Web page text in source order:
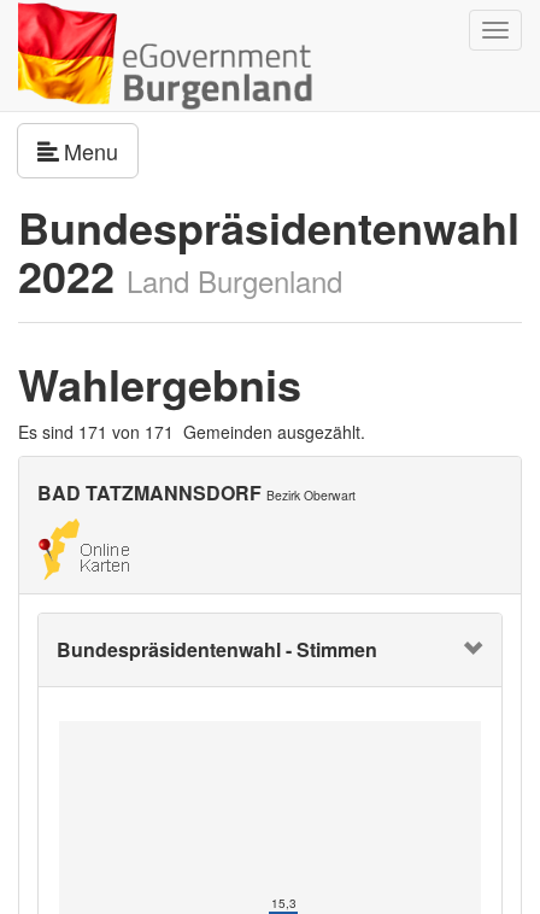
Menu
Bundespräsidentenwahl
2022 Land Burgenland
Wahlergebnis
Es sind 171 von 171 Gemeinden ausgezählt.
BAD TATZMANNSDORF Bezirk Oberwart
Bundespräsidentenwahl - Stimmen
15,3